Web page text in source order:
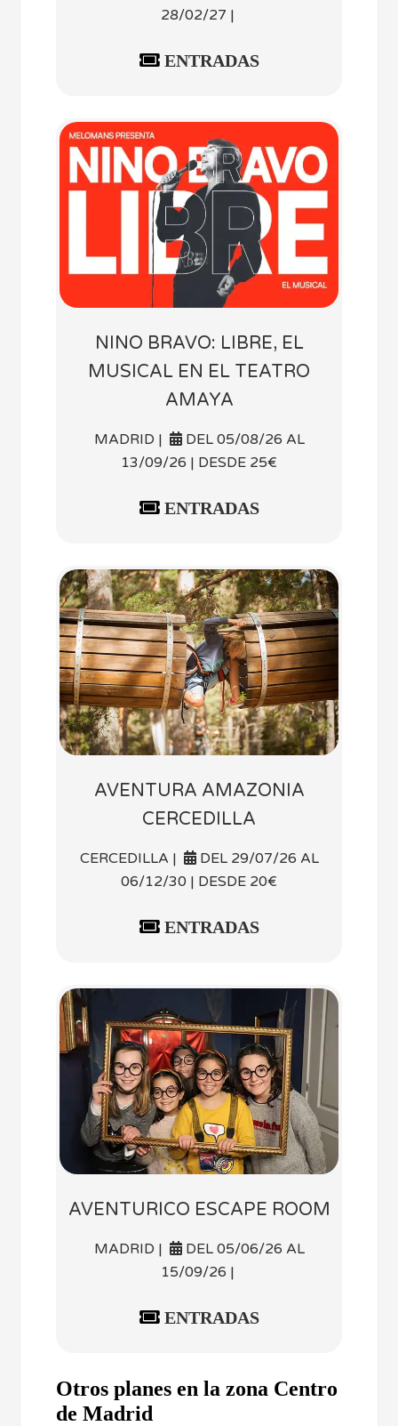
28/02/27 |
ENTRADAS
NINO BRAVO: LIBRE, EL
MUSICAL EN EL TEATRO
AMAYA
MADRID |
DEL 05/08/26 AL
13/09/26 | DESDE 25€
ENTRADAS
AVENTURA AMAZONIA
CERCEDILLA
CERCEDILLA |
DEL 29/07/26 AL
06/12/30 | DESDE 20€
ENTRADAS
AVENTURICO ESCAPE ROOM
MADRID |
DEL 05/06/26 AL
15/09/26 |
ENTRADAS
Otros planes en la zona Centro
de Madrid